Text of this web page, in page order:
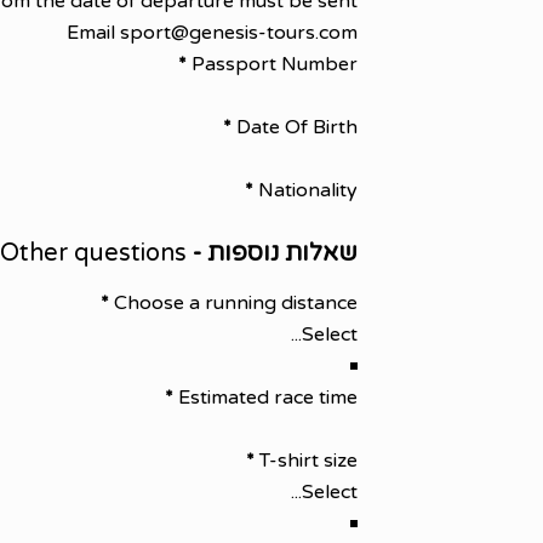
Email sport@genesis-tours.com
Passport Number
*
Date Of Birth
*
Nationality
*
שאלות נוספות - Other questions
Choose a running distance
*
Estimated race time
*
T-shirt size
*